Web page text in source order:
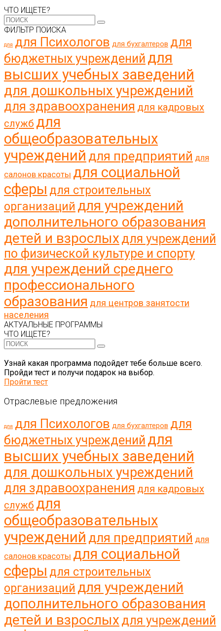
ЧТО ИЩЕТЕ?
ФИЛЬТР ПОИСКА
для для Психологов для бухгалтеров для
бюджетных учреждений для
высших учебных заведений
для дошкольных учреждений
для здравоохранения для кадровых
служб для
общеобразовательных
учреждений для предприятий для
салонов красоты для социальной
сферы для строительных
организаций для учреждений
дополнительного образования
детей и взрослых для учреждений
по физической культуре и спорту
для учреждений среднего
профессионального
образования для центров занятости
населения
АКТУАЛЬНЫЕ ПРОГРАММЫ
ЧТО ИЩЕТЕ?
Узнай какая программа подойдет тебе больше всего.
Пройди тест и получи подарок на выбор.
Пройти тест
Отраслевые предложения
для для Психологов для бухгалтеров для
бюджетных учреждений для
высших учебных заведений
для дошкольных учреждений
для здравоохранения для кадровых
служб для
общеобразовательных
учреждений для предприятий для
салонов красоты для социальной
сферы для строительных
организаций для учреждений
дополнительного образования
детей и взрослых для учреждений